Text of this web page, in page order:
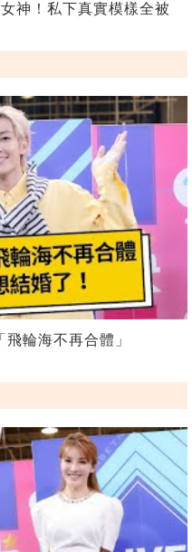
神！私下真實模樣全被
輪海不再合體」